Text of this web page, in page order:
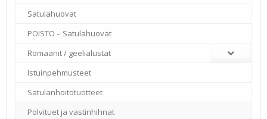
Satulahuovat
POISTO – Satulahuovat
Romaanit / geelialustat
Istuinpehmusteet
Satulanhoitotuotteet
Polvituet ja vastinhihnat